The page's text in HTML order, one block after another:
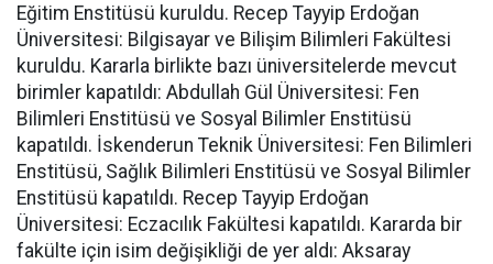
Eğitim Enstitüsü kuruldu. Recep Tayyip Erdoğan
Üniversitesi: Bilgisayar ve Bilişim Bilimleri Fakültesi
kuruldu. Kararla birlikte bazı üniversitelerde mevcut
birimler kapatıldı: Abdullah Gül Üniversitesi: Fen
Bilimleri Enstitüsü ve Sosyal Bilimler Enstitüsü
kapatıldı. İskenderun Teknik Üniversitesi: Fen Bilimleri
Enstitüsü, Sağlık Bilimleri Enstitüsü ve Sosyal Bilimler
Enstitüsü kapatıldı. Recep Tayyip Erdoğan
Üniversitesi: Eczacılık Fakültesi kapatıldı. Kararda bir
fakülte için isim değişikliği de yer aldı: Aksaray